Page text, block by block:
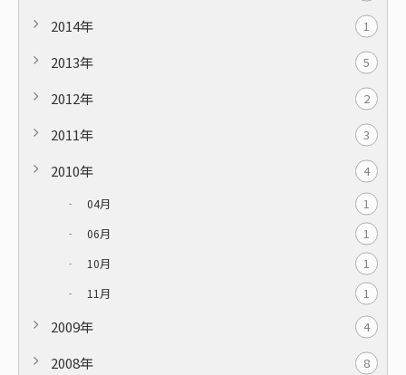
2014年 1
2013年 5
2012年 2
2011年 3
2010年 4
04月 1
06月 1
10月 1
11月 1
2009年 4
2008年 8